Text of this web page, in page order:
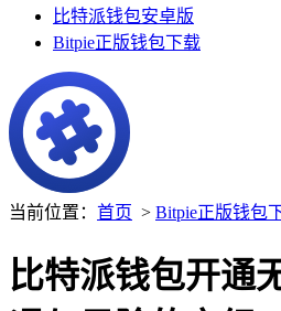
比特派钱包安卓版
Bitpie正版钱包下载
当前位置： 首页 > Bitpie正版钱包
比特派钱包开通